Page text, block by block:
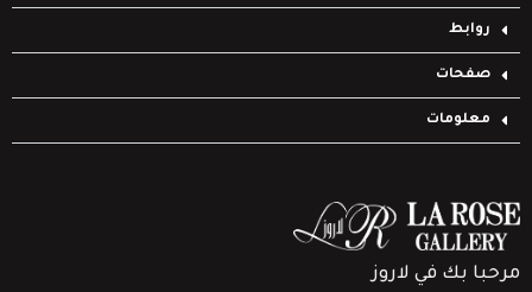
روابط
صفحات
معلومات
مرحبا بك في لاروز